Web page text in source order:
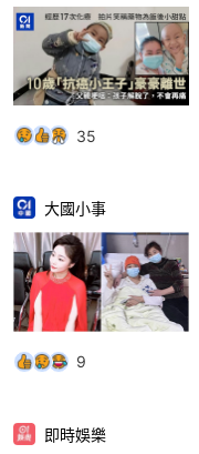
35
大國小事
9
即時娛樂